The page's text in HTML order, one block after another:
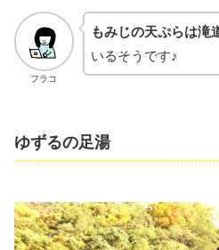
フラコ
もみじの天ぷらは滝
いるそうです♪
ゆずるの足湯